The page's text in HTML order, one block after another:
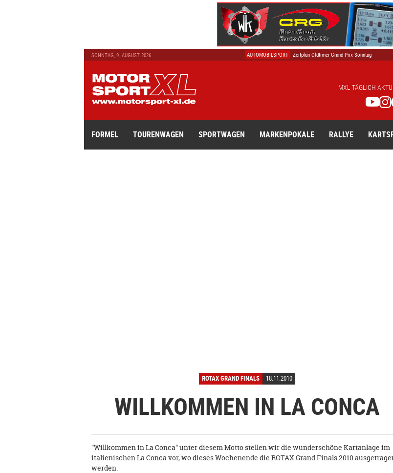
SONNTAG, 9. AUGUST 2026
Die Geschichte der DTM - Ein Auf und Ab
AUTOMOBILSPORT
Zeitplan Oldtimer Grand Prix Sonntag
Die Geschichte der Formel 1: Über 75 Jahre Kö …
MXL TÄGLICH
FORMEL TOURENWAGEN SPORTWAGEN MARKENPOKALE RALLYE
ROTAX GRAND FINALS 18.11.2010
WILLKOMMEN IN LA CONCA
"Willkommen in La Conca" unter diesem Motto stellen wir die wunderschöne Kartanlage im
italienischen La Conca vor, wo dieses Wochenende die ROTAX Grand Finals 2010
werden.